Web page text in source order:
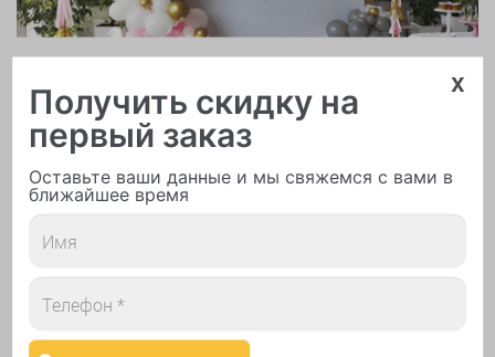
Арки и гирлянды из шаров
Надутие шаров гелием
x
Получить скидку на
первый заказ
Оставьте ваши данные и мы свяжемся с вами в
ближайшее время